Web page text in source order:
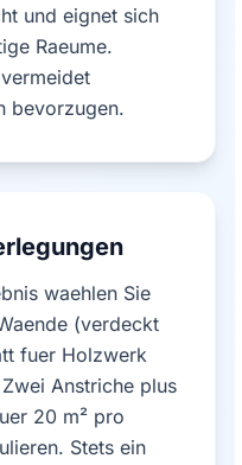
und eignet sich
Raeume.
bevorzugen.
waehlen Sie
(verdeckt
fuer Holzwerk
Anstriche plus
20 m² pro
Stets ein